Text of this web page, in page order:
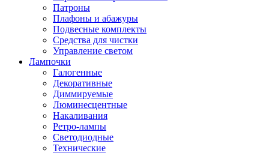
Патроны
Плафоны и абажуры
Подвесные комплекты
Средства для чистки
Управление светом
Лампочки
Галогенные
Декоративные
Диммируемые
Люминесцентные
Накаливания
Ретро-лампы
Светодиодные
Технические